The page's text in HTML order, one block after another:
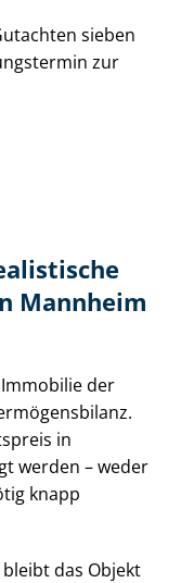
sieben
zur
Mannheim
der
in
werden – weder
knapp
das Objekt